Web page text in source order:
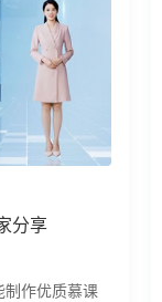
为小白打造